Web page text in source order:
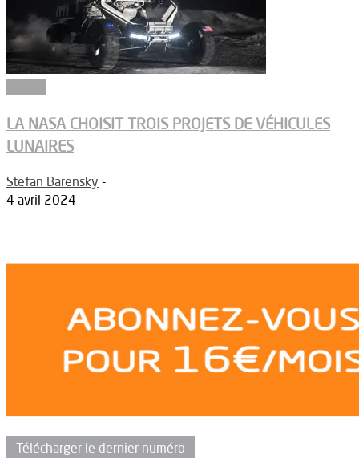
LA NASA CHOISIT TROIS PROJETS DE VÉHICULES
LUNAIRES
Stefan Barensky -
4 avril 2024
Télécharger le dernier numéro